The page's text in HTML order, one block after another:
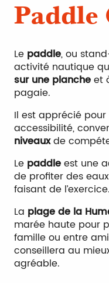
Paddle
Le paddle, ou
activité nautique
sur une plancheet
pagaie.
Il est apprécié pour
accessibilité,
niveauxde
Le paddleest une
de profiter des
faisant de l’exercice.
La plage de la
marée haute pour
famille ou entre
conseillera au
agréable.